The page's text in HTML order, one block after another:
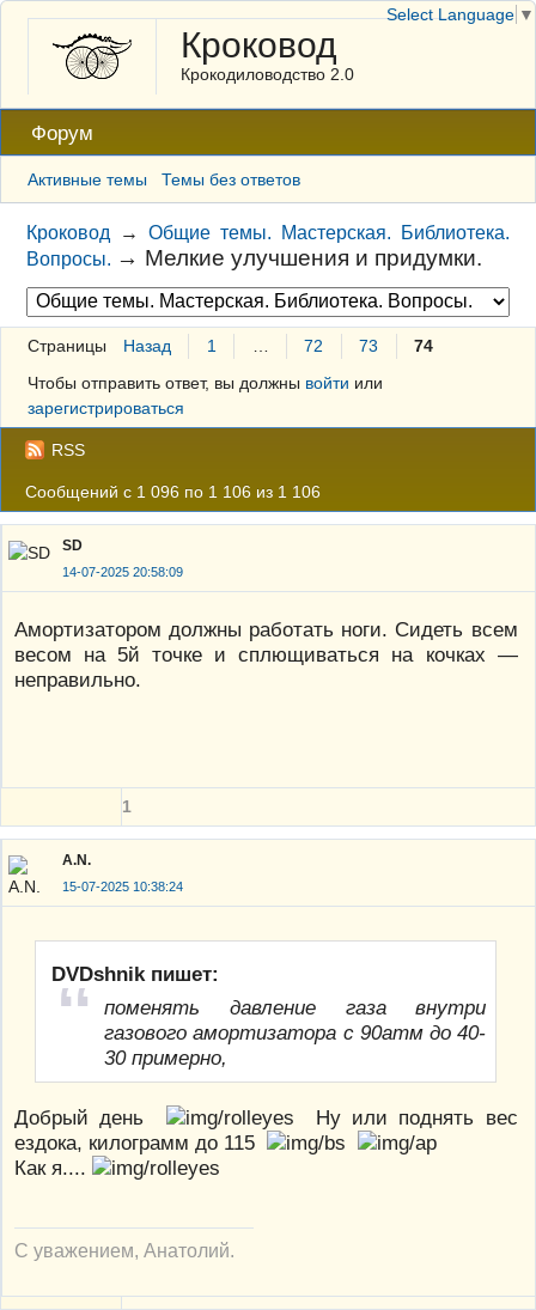
Кроковод
Крокодиловодство 2.0
Форум
Активные темы Темы без ответов
Кроковод →Общие темы. Мастерская. Библиотека.
Вопросы. → Мелкие улучшения и придумки.
Страницы Назад 1 72 73
74
Чтобы отправить ответ, вы должны войти или
зарегистрироваться
RSS
Сообщений с 1 096 по 1 106 из 1 106
SD
14-07-2025 20:58:09
Амортизатором должны работать ноги. Сидеть всем
весом на 5й точке и сплющиваться на кочках —
неправильно.
1
A.N.
15-07-2025 10:38:24
DVDshnik пишет:
поменять давление газа внутри
газового амортизатора с 90атм до 40-
30 примерно,
Добрый день
Ну или поднять вес
ездока, килограмм до 115
Как я....
С уважением, Анатолий.
Select Language ▼